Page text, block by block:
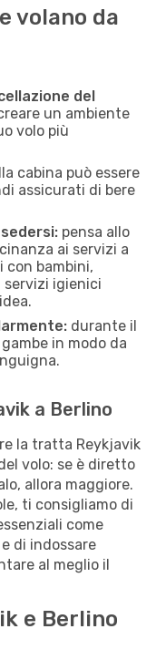
volano da
del
un ambiente
volo più
cabina può essere
assicurati di bere
pensa allo
ai servizi a
con bambini,
servizi igienici
durante il
in modo da
a Berlino
la tratta Reykjavik
volo: se è diretto
allora maggiore.
ti consigliamo di
come
di indossare
al meglio il
e Berlino